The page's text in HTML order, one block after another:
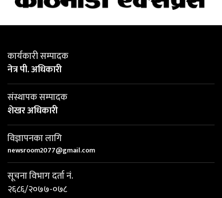
कार्यकारी सम्पादक
नेत्र पी. अधिकारी
संस्थापक सम्पादक
शेखर अधिकारी
विज्ञापनका लागि
newsroom2077@gmail.com
सूचना विभाग दर्ता नं.
२६८६/२०७७-०७८